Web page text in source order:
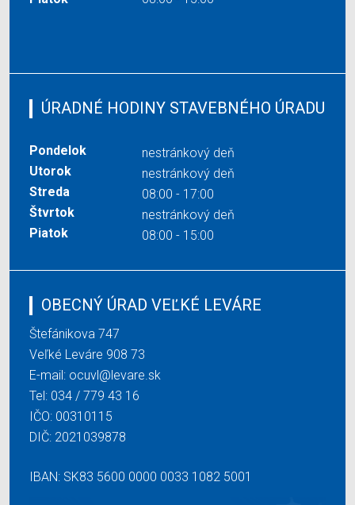
ÚRADNÉ HODINY STAVEBNÉHO ÚRADU
Pondelok
nestránkový deň
Utorok
nestránkový deň
Streda
08:00 - 17:00
Štvrtok
nestránkový deň
Piatok
08:00 - 15:00
OBECNÝ ÚRAD VEĽKÉ LEVÁRE
Štefánikova 747
Veľké Leváre 908 73
E-mail: ocuvl@levare.sk
Tel: 034 / 779 43 16
IČO: 00310115
DIČ: 2021039878
IBAN: SK83 5600 0000 0033 1082 5001